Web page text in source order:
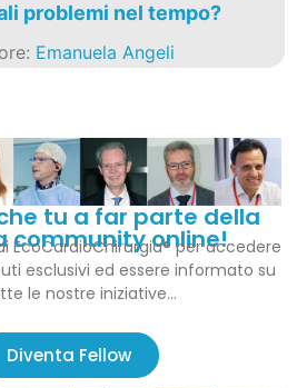
problemi nel tempo?
Emanuela Angeli
tu a far parte della
community online!
EcoCardioChirurgia® per accedere
esclusivi ed essere informato su
le nostre iniziative…
Diventa Fellow